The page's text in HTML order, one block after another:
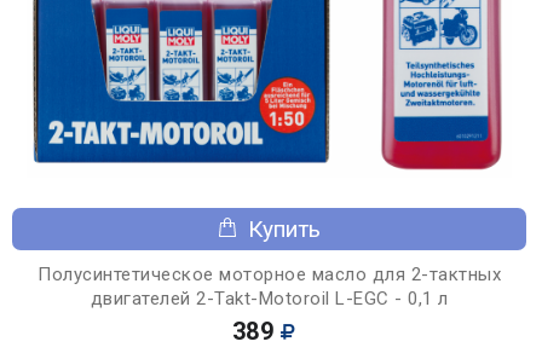
Купить
Полусинтетическое моторное масло для 2-тактных
двигателей 2-Takt-Motoroil L-EGC - 0,1 л
389